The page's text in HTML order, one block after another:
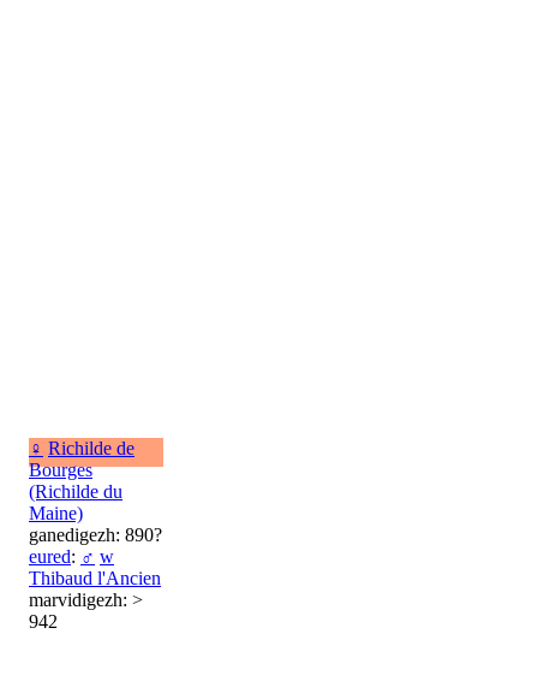
♀ Richilde de
Bourges
(Richilde du
Maine)
ganedigezh: 890?
eured: ♂ w
Thibaud l'Ancien
marvidigezh: >
942